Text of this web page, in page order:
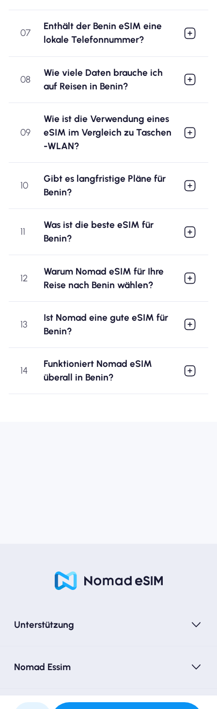
07
Enthält der Benin eSIM eine
lokale Telefonnummer?
08
Wie viele Daten brauche ich
auf Reisen in Benin?
09
Wie ist die Verwendung eines
eSIM im Vergleich zu Taschen
-WLAN?
10
Gibt es langfristige Pläne für
Benin?
11
Was ist die beste eSIM für
Benin?
12
Warum Nomad eSIM für Ihre
Reise nach Benin wählen?
13
Ist Nomad eine gute eSIM für
Benin?
14
Funktioniert Nomad eSIM
überall in Benin?
Unterstützung
Nomad Essim